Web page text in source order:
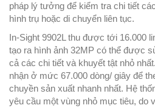
pháp lý tưởng để kiểm tra chi tiết
hình trụ hoặc di chuyển liên tục.
In-Sight 9902L thu được tới 16.000
tạo ra hình ảnh 32MP có thể được
cả các chi tiết và khuyết tật nhỏ
nhận ở mức 67.000 dòng/ giây để
chuyền sản xuất nhanh nhất. Hệ
yêu cầu một vùng nhỏ mục tiêu, do